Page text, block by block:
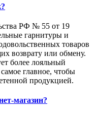
РФ № 55 от 19
гарнитуры и
товаров
возврату или обмену.
более лояльный
главное, чтобы
продукцией.
магазин?